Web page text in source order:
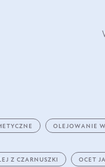
OLEJOWANIE
Z CZARNUSZKI OCET